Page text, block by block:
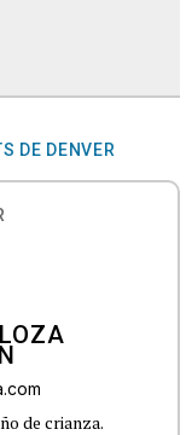
DE DENVER
de crianza.